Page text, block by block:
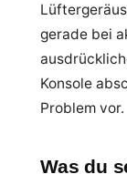
gerade bei
Konsole
Problem vor.
Was du